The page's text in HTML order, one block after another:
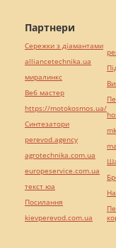
Партнери
Сережки з діамантами
alliancetechnika.ua
миралинкс
Веб мастер
https://motokosmos.ua/
Синтезатори
perevod.agency
agrotechnika.com.ua
europeservice.com.ua
текст юа
Посилання
kievperevod.com.ua